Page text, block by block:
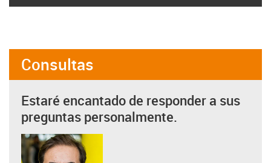
Consultas
Estaré encantado de responder a sus
preguntas personalmente.